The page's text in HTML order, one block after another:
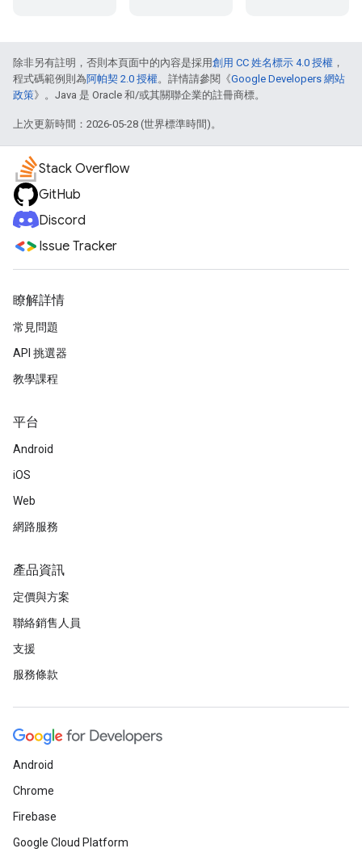
除非另有註明，否則本頁面中的內容是採用創用 CC 姓名標示 4.0 授權 ，
程式碼範例則為阿帕契 2.0 授權。詳情請參閱《Google Developers 網站
政策》。Java 是 Oracle 和/或其關聯企業的註冊商標。
上次更新時間：2026-05-28 (世界標準時間)。
Stack Overflow
GitHub
Discord
Issue Tracker
瞭解詳情
常見問題
API 挑選器
教學課程
平台
Android
iOS
Web
網路服務
產品資訊
定價與方案
聯絡銷售人員
支援
服務條款
Android
Chrome
Firebase
Google Cloud Platform